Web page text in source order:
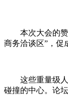
本次大会的
商务洽谈区”，促
这些重量级
碰撞的中心。论